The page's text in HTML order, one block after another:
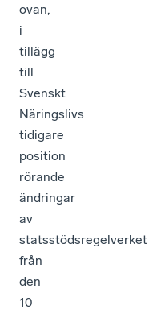
ovan,
i
tillägg
till
Svenskt
Näringslivs
tidigare
position
rörande
ändringar
av
statsstödsregelverket
från
den
10